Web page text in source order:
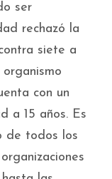
ser
rechazó la
siete a
con un
a 15 años. Es
de todos los